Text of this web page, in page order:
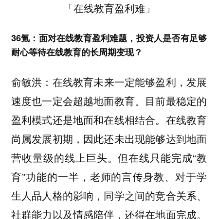
「在线教育盈利难」
36氪：面对在线教育盈利难题，投资人是否有足够
耐心等待在线教育的长周期变现？
俞敏洪： 在线教育未来一定能够盈利，发展
速度也一定会超越地面教育。 目前最稳定的
盈利模式还是地面和在线相结合。在线教育
尚属发展初期，因此还未出现能够达到地面
营收量级的线上巨头。但在线只能完成“教
育”功能的一半，老师的言传身教、对于学
生人品人格的影响，同学之间的竞合关系、
社群能力以及情感陪伴，还得在地面完成。